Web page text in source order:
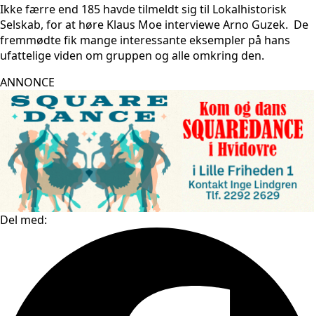
Ikke færre end 185 havde tilmeldt sig til Lokal­historisk
Selskab, for at høre Klaus Moe interviewe Arno Guzek. De
fremmødte fik mange interessante eksempler på hans
ufattelige viden om gruppen og alle omkring den.
ANNONCE
Del med: